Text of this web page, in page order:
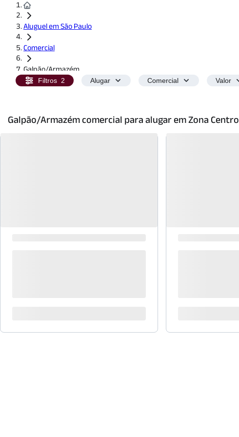
Aluguel em São Paulo
Comercial
Galpão/Armazém
Filtros 2 Alugar Comercial Valor
Galpão/Armazém comercial para alugar em Zona Centro